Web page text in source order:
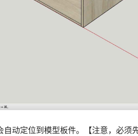
动定位到模型板件。【注意，必须